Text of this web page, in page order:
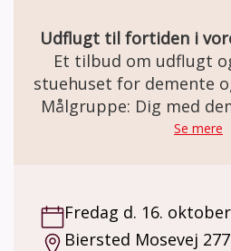
Udflugt til fortiden i
Et tilbud om udflugt
stuehuset for demente
Den gamle staldgård er
indrettet som besøgs- og
MELSEN
Målgruppe: Dig med
Se mere
Fredag d. 16.
Biersted Mosevej 277